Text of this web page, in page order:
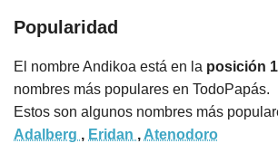
Popularidad
El nombre Andikoa está en la posición
nombres más populares en TodoPapás.
Estos son algunos nombres más
Adalberg , Eridan , Atenodoro